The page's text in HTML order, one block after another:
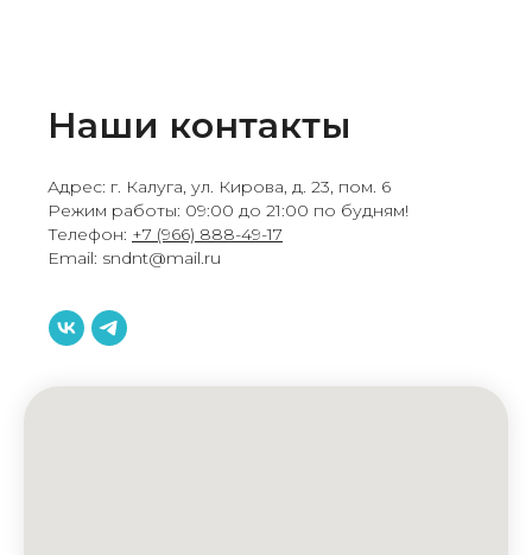
Наши контакты
Адрес: г. Калуга, ул. Кирова, д. 23, пом. 6
Режим работы: 09:00 до 21:00 по будням!
Телефон: +7 (966) 888-49-17
Email: sndnt@mail.ru